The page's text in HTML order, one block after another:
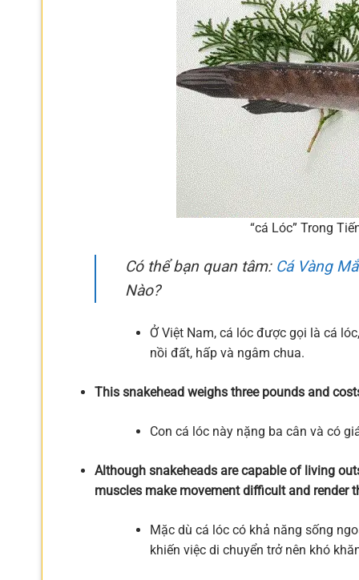
“cá Lóc” Trong
Có thể bạn quan tâm: Cá Vàng
Nào?
Ở Việt Nam, cá lóc được gọi là cá
nồi đất, hấp và ngâm chua.
This snakehead weighs three pounds and
Con cá lóc này nặng ba cân và có
Although snakeheads are capable of living
muscles make movement difficult and render
Mặc dù cá lóc có khả năng sống
khiến việc di chuyển trở nên khó